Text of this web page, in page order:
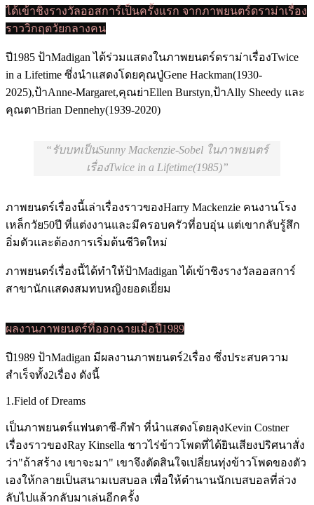
ได้เข้าชิงรางวัลออสการ์เป็นครั้งแรก จากภาพยนตร์ดราม่าเรื่อง
ราววิกฤตวัยกลางคน
ปี1985 ป้าMadigan ได้ร่วมแสดงในภาพยนตร์ดราม่าเรื่องTwice
in a Lifetime ซึ่งนำแสดงโดยคุณปู่Gene Hackman(1930-
2025),ป้าAnne-Margaret,คุณย่าEllen Burstyn,ป้าAlly Sheedy และ
คุณตาBrian Dennehy(1939-2020)
รับบทเป็นSunny Mackenzie-Sobel ในภาพยนตร์
เรื่องTwice in a Lifetime(1985)
ภาพยนตร์เรื่องนี้เล่าเรื่องราวของHarry Mackenzie คนงานโรง
เหล็กวัย50ปี ที่แต่งงานและมีครอบครัวที่อบอุ่น แต่เขากลับรู้สึก
อิ่มตัวและต้องการเริ่มต้นชีวิตใหม่
ภาพยนตร์เรื่องนี้ได้ทำให้ป้าMadigan ได้เข้าชิงรางวัลออสการ์
สาขานักแสดงสมทบหญิงยอดเยี่ยม
ผลงานภาพยนตร์ที่ออกฉายเมื่อปี1989
ปี1989 ป้าMadigan มีผลงานภาพยนตร์2เรื่อง ซึ่งประสบความ
สำเร็จทั้ง2เรื่อง ดังนี้
1.Field of Dreams
เป็นภาพยนตร์แฟนตาซี-กีฬา ที่นำแสดงโดยลุงKevin Costner
เรื่องราวของRay Kinsella ชาวไร่ข้าวโพดที่ได้ยินเสียงปริศนาสั่ง
ว่า"ถ้าสร้าง เขาจะมา" เขาจึงตัดสินใจเปลี่ยนทุ่งข้าวโพดของตัว
เองให้กลายเป็นสนามเบสบอล เพื่อให้ตำนานนักเบสบอลที่ล่วง
ลับไปแล้วกลับมาเล่นอีกครั้ง